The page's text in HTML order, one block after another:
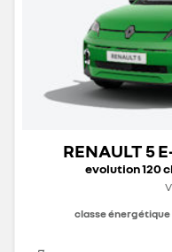
RENAULT 5
evolution 120
classe énergétique